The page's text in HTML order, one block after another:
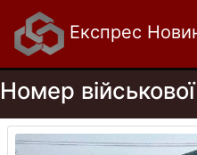
Експрес
Номер